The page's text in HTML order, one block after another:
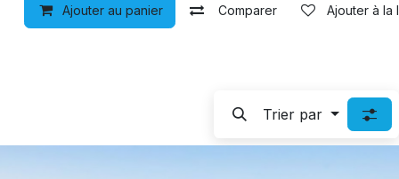
Ajouter au panier Comparer Ajouter à la
Trier par